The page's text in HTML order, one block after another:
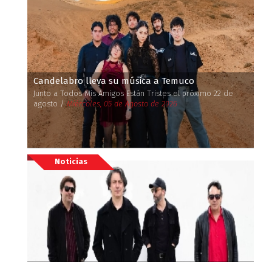
Candelabro lleva su música a Temuco
Junto a Todos Mis Amigos Están Tristes el próximo 22 de
agosto /Miércoles, 05 de Agosto de 2026
Noticias